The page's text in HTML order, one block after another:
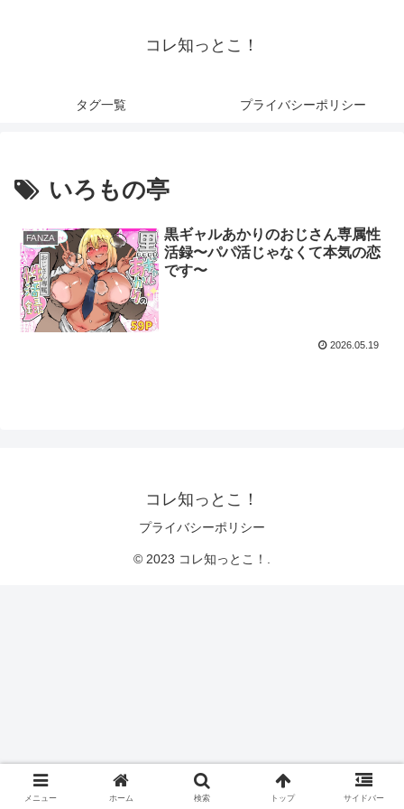
コレ知っとこ！
タグ一覧 プライバシーポリシー
いろもの亭
FANZA
黒ギャルあかりのおじさん専属性
活録〜パパ活じゃなくて本気の恋
です〜
2026.05.19
コレ知っとこ！
プライバシーポリシー
© 2023 コレ知っとこ！.
メニュー ホーム 検索 トップ サイドバー